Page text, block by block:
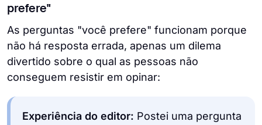
prefere"
As perguntas "você prefere" funcionam porque
não há resposta errada, apenas um dilema
divertido sobre o qual as pessoas não
conseguem resistir em opinar:
Experiência do editor: Postei uma pergunta